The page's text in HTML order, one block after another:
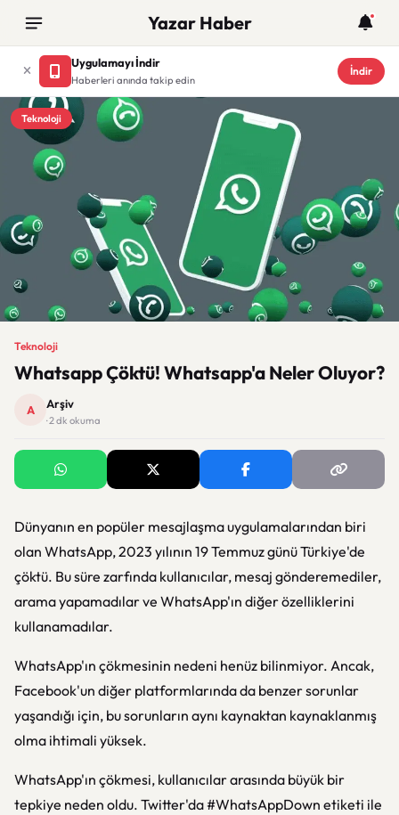
Yazar Haber
Uygulamayı İndir
Haberleri anında takip edin
İndir
Teknoloji
Teknoloji
Whatsapp Çöktü! Whatsapp'a Neler Oluyor?
A Arşiv
· 2 dk okuma
Dünyanın en popüler mesajlaşma uygulamalarından biri
olan WhatsApp, 2023 yılının 19 Temmuz günü Türkiye'de
çöktü. Bu süre zarfında kullanıcılar, mesaj gönderemediler,
arama yapamadılar ve WhatsApp'ın diğer özelliklerini
kullanamadılar.
WhatsApp'ın çökmesinin nedeni henüz bilinmiyor. Ancak,
Facebook'un diğer platformlarında da benzer sorunlar
yaşandığı için, bu sorunların aynı kaynaktan kaynaklanmış
olma ihtimali yüksek.
WhatsApp'ın çökmesi, kullanıcılar arasında büyük bir
tepkiye neden oldu. Twitter'da #WhatsAppDown etiketi ile